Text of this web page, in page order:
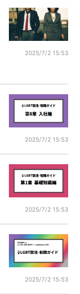
2025/7/2 15:53
2025/7/2 15:53
2025/7/2 15:53
2025/7/2 15:53